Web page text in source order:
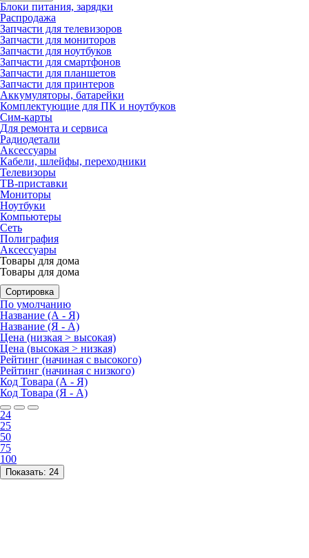
Блоки питания, зарядки
Распродажа
Запчасти для телевизоров
Запчасти для мониторов
Запчасти для ноутбуков
Запчасти для смартфонов
Запчасти для планшетов
Запчасти для принтеров
Аккумуляторы, батарейки
Комплектующие для ПК и ноутбуков
Сим-карты
Для ремонта и сервиса
Радиодетали
Аксессуары
Кабели, шлейфы, переходники
Телевизоры
ТВ-приставки
Мониторы
Ноутбуки
Компьютеры
Сеть
Полиграфия
Аксессуары
Товары для дома
Товары для дома
Сортировка
По умолчанию
Название (А - Я)
Название (Я - А)
Цена (низкая > высокая)
Цена (высокая > низкая)
Рейтинг (начиная с высокого)
Рейтинг (начиная с низкого)
Код Товара (А - Я)
Код Товара (Я - А)
24
25
50
75
100
Показать: 24